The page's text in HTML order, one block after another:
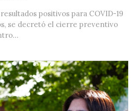
positivos para COVID-19
se decretó el cierre preventivo